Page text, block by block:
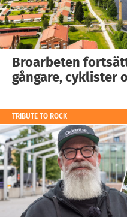
Broarbeten
gångare, cyklister
TRIBUTE TO ROCK